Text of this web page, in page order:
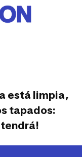
está limpia,
tapados: